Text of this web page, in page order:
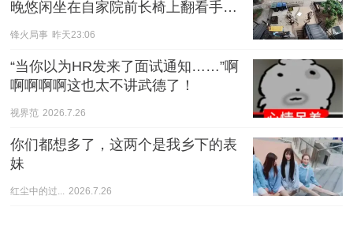
晚悠闲坐在自家院前长椅上翻看手
机，全程没有任何过激举动。
锋火局事 昨天23:06
“当你以为HR发来了面试通知……”啊
啊啊啊啊这也太不讲武德了！
视界范 2026.7.26
你们都想多了，这两个是我乡下的表
妹
红尘中的过... 2026.7.26